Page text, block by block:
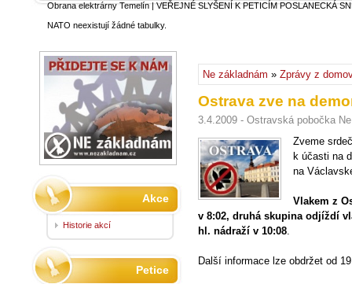
Obrana elektrárny Temelín|VEŘEJNÉ SLYŠENÍ K PETICÍM POSLANECKÁ
NATO neexistují žádné tabulky.
Ne základnám » Zprávy z
Ostrava zve na
3.4.2009 - Ostravská pobočka
Zveme
k účasti na
na
Vlakem z
v 8:02, druhá skupina odjíždí
hl. nádraží v 10:08.
Další informace lze obdržet od
Akce
Historie akcí
Petice